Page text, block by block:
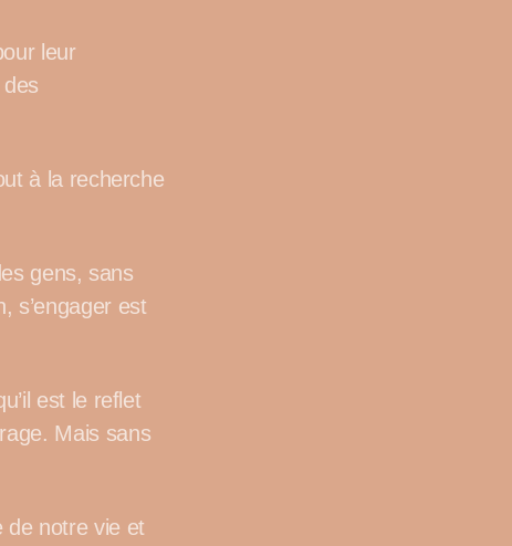
leur
à la recherche
gens, sans
s’engager est
est le reflet
Mais sans
de notre vie et